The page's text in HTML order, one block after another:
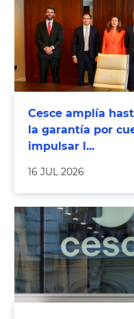
Cesce amplía
la garantía por
impulsar l...
16 JUL 2026